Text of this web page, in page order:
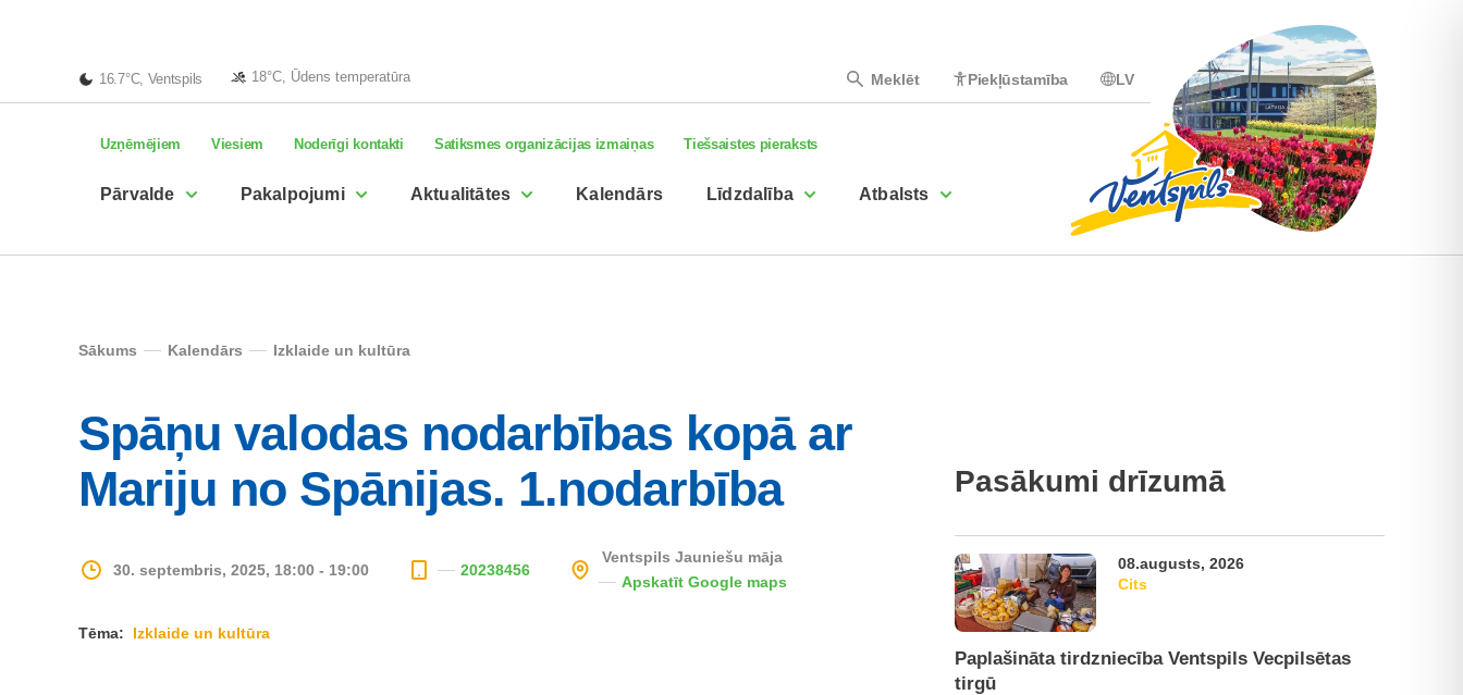
16.7°C, Ventspils 18°C, Ūdens temperatūra Meklēt Piekļūstamība LV
Uzņēmējiem Viesiem Noderīgi kontakti Satiksmes organizācijas izmaiņas Tiešsaistes pieraksts
Pārvalde Pakalpojumi Aktualitātes Kalendārs Līdzdalība Atbalsts
Sākums Kalendārs Izklaide un kultūra
Spāņu valodas nodarbības kopā ar
Mariju no Spānijas. 1.nodarbība
30. septembris, 2025, 18:00 - 19:00 20238456
Ventspils Jauniešu māja
Apskatīt Google maps
Tēma: Izklaide un kultūra
Pasākumi drīzumā
08.augusts, 2026
Cits
Paplašināta tirdzniecība Ventspils Vecpilsētas
tirgū